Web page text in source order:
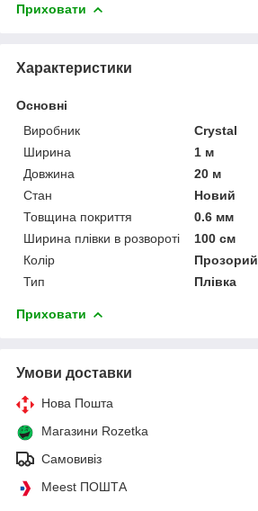
Приховати
Характеристики
Основні
Виробник
Crystal
Ширина
1 м
Довжина
20 м
Стан
Новий
Товщина покриття
0.6 мм
Ширина плівки в розвороті
100 см
Колір
Прозорий
Тип
Плівка
Приховати
Умови доставки
Нова Пошта
Магазини Rozetka
Самовивіз
Meest ПОШТА